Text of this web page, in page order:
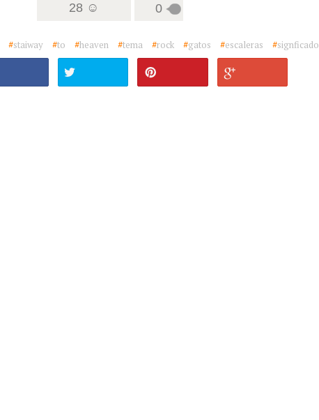
28 ☺ 0
#staiway #to #heaven #tema #rock #gatos #escaleras #signficado